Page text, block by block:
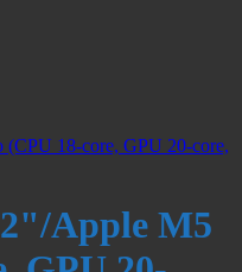
Apple M5